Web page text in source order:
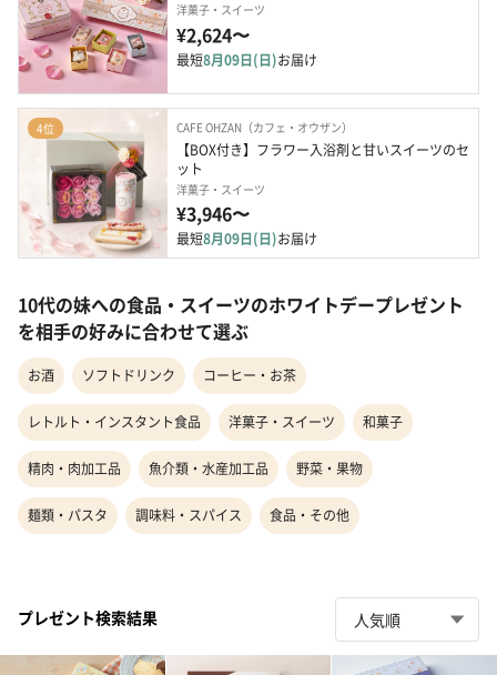
洋菓子・スイーツ
¥2,624〜
最短8月09日(日)お届け
4位 CAFE OHZAN（カフェ・オウザン）
【BOX付き】フラワー入浴剤と甘いスイーツのセ
ット
洋菓子・スイーツ
¥3,946〜
最短8月09日(日)お届け
10代の妹への食品・スイーツのホワイトデープレゼント
を相手の好みに合わせて選ぶ
お酒 ソフトドリンク コーヒー・お茶
レトルト・インスタント食品 洋菓子・スイーツ 和菓子
精肉・肉加工品 魚介類・水産加工品 野菜・果物
麺類・パスタ 調味料・スパイス 食品・その他
プレゼント検索結果